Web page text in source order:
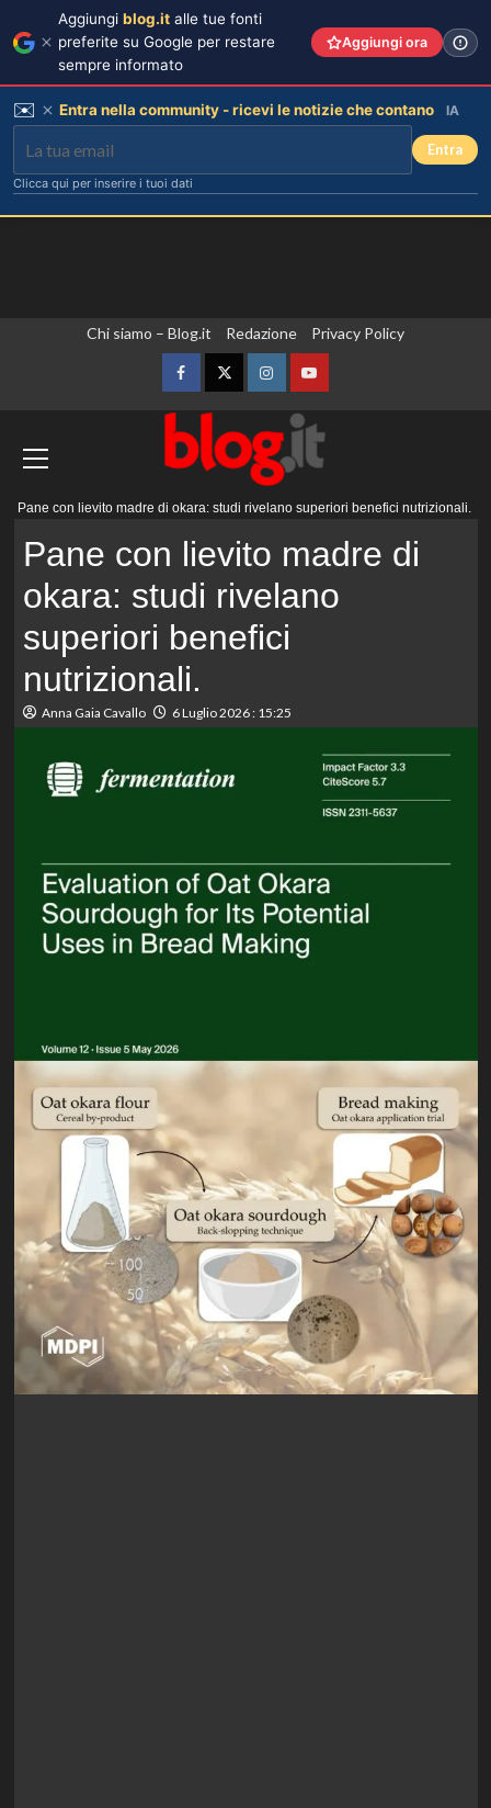
Chi siamo – Blog.it Redazione Privacy Policy
FacebookTwitterInstagramYouTube
Pane con lievito madre di okara: studi rivelano superiori benefici nutrizionali.
Pane con lievito madre di
okara: studi rivelano
superiori benefici
nutrizionali.
Anna Gaia Cavallo 6 Luglio 2026 : 15:25
Aggiungi blog.it alle tue fonti
preferite su Google per restare
sempre informato
Aggiungi ora
✉️ Entra nella community - ricevi le notizie che contano IA
Entra
Clicca qui per inserire i tuoi dati